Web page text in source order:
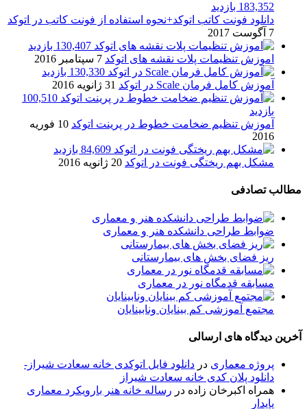
183,352 بازدید
دانلود فونت کاتب اتوکد+نحوه استفاده از فونت کاتب در اتوکد
7 آگوست 2017
130,407 بازدید
اموزش تنظیمات پلات نقشه های اتوکد 7 سپتامبر 2016
130,330 بازدید
آموزش کامل فرمان Scale در اتوکد
31 ژانویه 2016
100,510
بازدید
آموزش تنظیم ضخامت خطوط در پرینت اتوکد
10 فوریه
2016
84,609 بازدید
مشکل بهم ریختگی فونت در اتوکد 20 ژانویه 2016
مطالب تصادفی
ضوابط طراحی دانشکده هنر و معماری
ریز فضای بخش های بیمارستانی
مسابقه قدمگاه نور در معماری
مجتمع آموزشی کم بینایان ونابینایان
آخرین دیدگاه های ارسالی
پروژه معماری در دانلود فایل اتوکدی خانه سعادت شیراز-
دانلود پلان کدی خانه سعادت شیراز
همراه اکبرخان زاده در رساله خانه هنر بارویکرد معماری
پایدار